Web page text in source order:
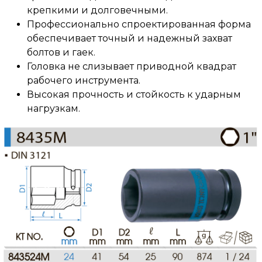
крепкими и долговечными.
Профессионально спроектированная форма
обеспечивает точный и надежный захват
болтов и гаек.
Головка не слизывает приводной квадрат
рабочего инструмента.
Высокая прочность и стойкость к ударным
нагрузкам.